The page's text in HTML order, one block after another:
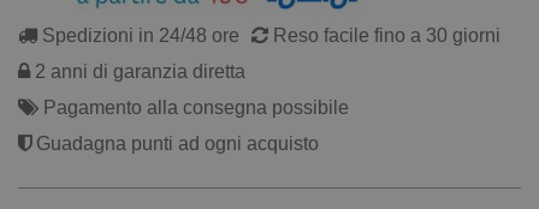
Spedizioni in 24/48 ore
Reso facile fino a 30 giorni
2 anni di garanzia diretta
Pagamento alla consegna possibile
Guadagna punti ad ogni acquisto